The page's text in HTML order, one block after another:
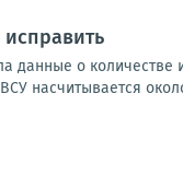
данные о
насчитывается